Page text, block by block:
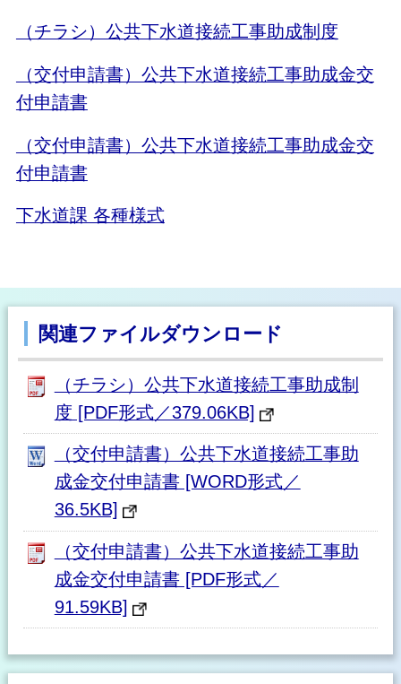
（チラシ）公共下水道接続工事助成制度
（交付申請書）公共下水道接続工事助成金交
付申請書
（交付申請書）公共下水道接続工事助成金交
付申請書
下水道課 各種様式
関連ファイルダウンロード
（チラシ）公共下水道接続工事助成制
度 [PDF形式／379.06KB]
（交付申請書）公共下水道接続工事助
成金交付申請書 [WORD形式／
36.5KB]
（交付申請書）公共下水道接続工事助
成金交付申請書 [PDF形式／
91.59KB]